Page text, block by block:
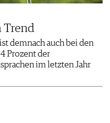
Trend
demnach auch bei den
Prozent der
im letzten Jahr